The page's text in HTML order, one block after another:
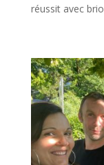
réussit avec